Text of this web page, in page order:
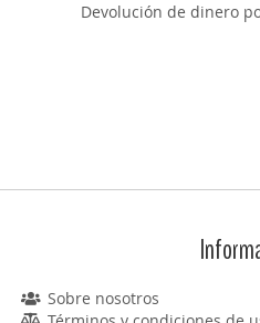
Devolución de dinero
Sobre nosotros